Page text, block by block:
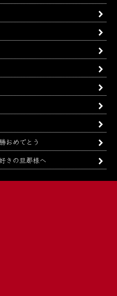
めでとう
きの旦那様へ